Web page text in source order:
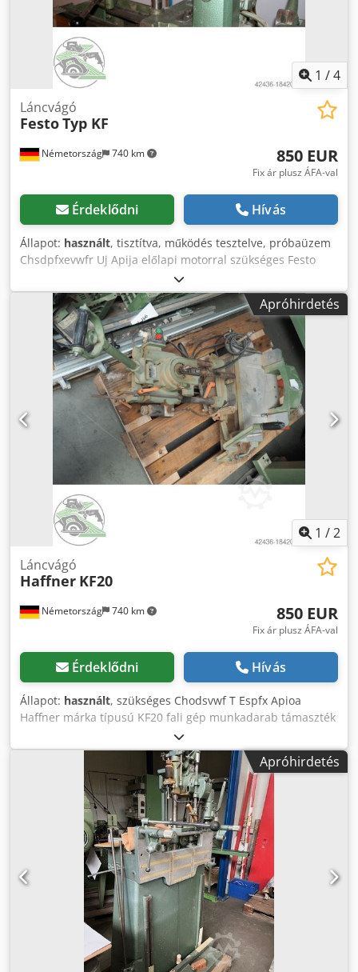
1 /4
Németország 740 km
Láncvágó
FestoTyp KF
850 EUR
Fix ár plusz ÁFA-val
Érdeklődni Hívás
Állapot: használt, tisztítva, működés tesztelve, próbaüzem
Chsdpfxevwfr Uj Apija előlapi motorral szükséges Festo
márka típusú KF oszlopos gép ajtótámasz előlapi motor
szívócsatlakozás D 50 mm Helyigény kb. HxSzxH mm 1200 x
800 x 2000 Súly kb 200 kg teljes csatlakoztatott terhelés 1
kW Raktárhely: 97447 Gerolzhofen Átadás a jelenlegi,
átvizsgált állapotban - ingyenes berakodás -
Apróhirdetés
1 /2
Németország 740 km
Láncvágó
Haffner KF20
850 EUR
Fix ár plusz ÁFA-val
Érdeklődni Hívás
Állapot: használt, szükséges Chodsvwf T Espfx Apioa
Haffner márka típusú KF20 fali gép munkadarab támaszték
olajozó teljes csatlakoztatott terhelés 1,5 kW Raktárhely:
97447 Gerolzhofen Átadás a jelenlegi, átvizsgált
állapotban. Javítási munka nélkül. Rövid határidővel vegye
át. - ingyenes berakodás -
Apróhirdetés